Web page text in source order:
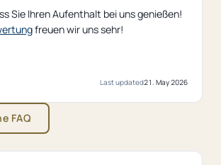
Sie Ihren Aufenthalt bei uns genießen!
freuen wir uns sehr!
Last updated21. May 2026
FAQ